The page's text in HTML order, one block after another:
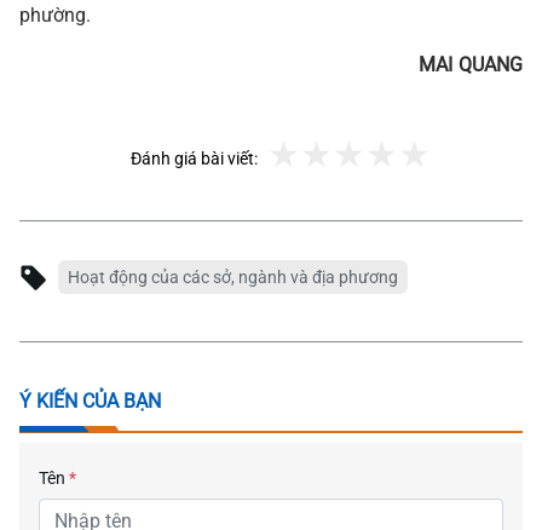
phường.
MAI QUANG
Đánh giá bài viết:
Hoạt động của các sở, ngành và địa phương
Ý KIẾN CỦA BẠN
Tên *